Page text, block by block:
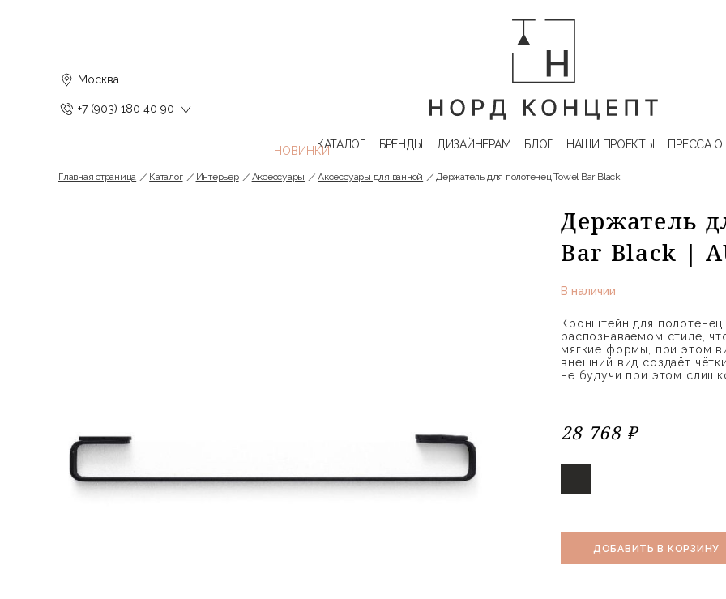
Москва
+7 (903) 180 40 90
КАТАЛОГ БРЕНДЫ ДИЗАЙНЕРАМ БЛОГ НАШИ ПРОЕКТЫ ПРЕССА О
Главная страница Каталог Интерьер Аксессуары Аксессуары для ванной Держатель для полотенец Towel Bar Black
Держатель
Bar Black |
В наличии
Кронштейн для
распознаваемом стиле,
мягкие формы, при этом
внешний вид создаёт
не будучи при этом
28 768 ₽
ДОБАВИТЬ В КОРЗИНУ